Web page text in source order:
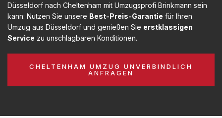
Düsseldorf nach Cheltenham mit Umzugsprofi Brinkmann sein
kann: Nutzen Sie unsere Best-Preis-Garantie für Ihren
Umzug aus Düsseldorf und genießen Sie erstklassigen
Service zu unschlagbaren Konditionen.
CHELTENHAM UMZUG UNVERBINDLICH
ANFRAGEN